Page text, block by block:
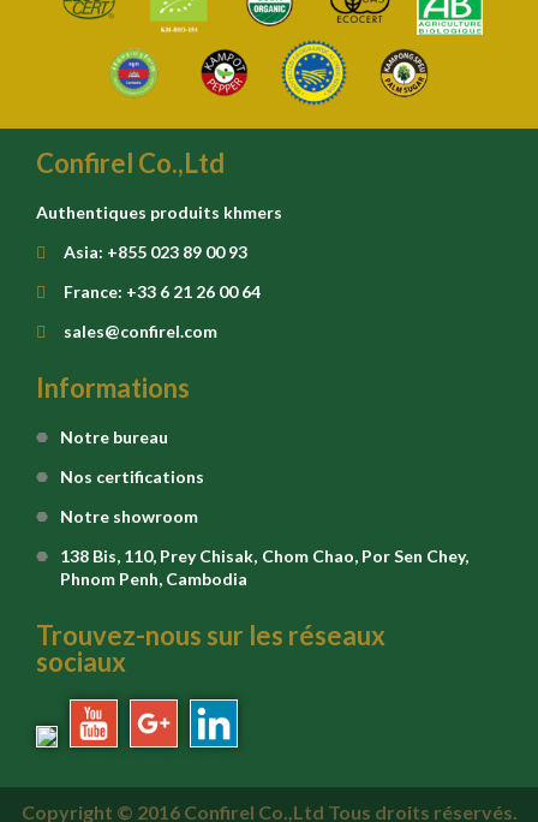
Confirel Co.,Ltd
Authentiques produits khmers
Asia: +855 023 89 00 93
France: +33 6 21 26 00 64
sales@confirel.com
Informations
Notre bureau
Nos certifications
Notre showroom
138 Bis, 110, Prey Chisak, Chom Chao, Por Sen Chey,
Phnom Penh, Cambodia
Trouvez-nous sur les réseaux
sociaux
Copyright © 2016 Confirel Co.,Ltd Tous droits réservés.